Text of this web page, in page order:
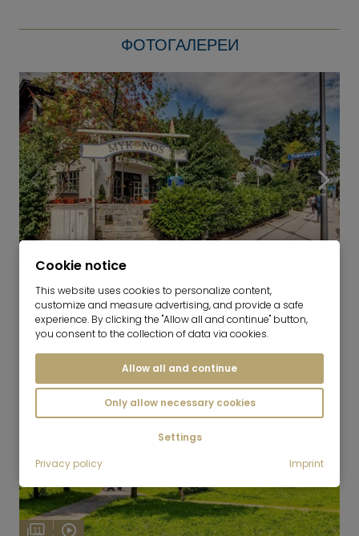
ФОТОГАЛЕРЕИ
6
Freimann
11
Cookie notice
This website uses cookies to personalize content,
customize and measure advertising, and provide a safe
experience. By clicking the "Allow all and continue" button,
you consent to the collection of data via cookies.
Allow all and continue
Only allow necessary cookies
Settings
Privacy policy
Imprint